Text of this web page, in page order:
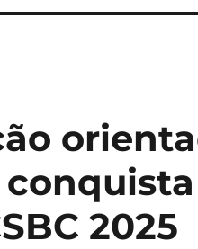
2025